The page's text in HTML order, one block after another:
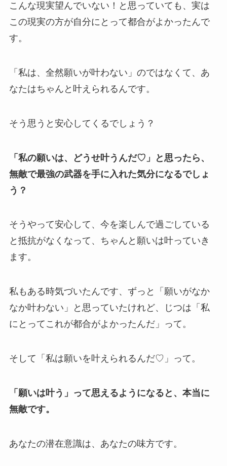
こんな現実望んでいない！と思っていても、実は
この現実の方が自分にとって都合がよかったんで
す。
「私は、全然願いが叶わない」のではなくて、あ
なたはちゃんと叶えられるんです。
そう思うと安心してくるでしょう？
「私の願いは、どうせ叶うんだ♡」と思ったら、
無敵で最強の武器を手に入れた気分になるでしょ
う？
そうやって安心して、今を楽しんで過ごしている
と抵抗がなくなって、ちゃんと願いは叶っていき
ます。
私もある時気づいたんです、ずっと「願いがなか
なか叶わない」と思っていたけれど、じつは「私
にとってこれが都合がよかったんだ」って。
そして「私は願いを叶えられるんだ♡」って。
「願いは叶う」って思えるようになると、本当に
無敵です。
あなたの潜在意識は、あなたの味方です。